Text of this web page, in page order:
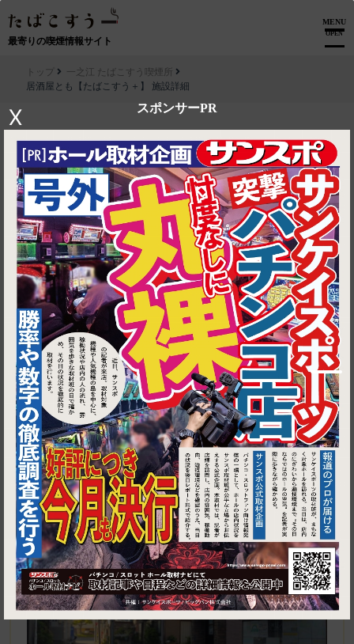
最寄りの喫煙情報サイト
MENU
OPEN
スポンサーPR
X
1
トップ
一之江 たばこすう喫煙所
居酒屋とも【たばこすう＋】 施設詳細
▶ ルートを見る
一之江 たばこすう喫煙所│居酒屋とも【たばこすう＋】
東京都江戸川区一之江8-2-18